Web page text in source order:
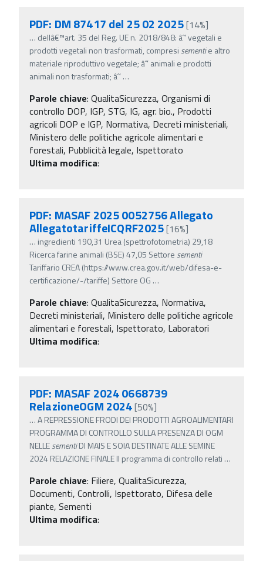
PDF: DM 87417 del 25 02 2025[14%]
… dellâ€™art. 35 del Reg. UE n. 2018/848: âˆ’ vegetali e
prodotti vegetali non trasformati, compresi sementie altro
materiale riproduttivo vegetale; âˆ’ animali e prodotti
animali non trasformati; âˆ’…
Parole chiave: QualitaSicurezza, Organismi di
controllo DOP, IGP, STG, IG, agr. bio., Prodotti
agricoli DOP e IGP, Normativa, Decreti ministeriali,
Ministero delle politiche agricole alimentari e
forestali, Pubblicità legale, Ispettorato
Ultima modifica:
PDF: MASAF 2025 0052756 Allegato
AllegatotariffeICQRF2025[16%]
… ingredienti 190,31 Urea (spettrofotometria) 29,18
Ricerca farine animali (BSE) 47,05 Settore sementi
Tariffario CREA (https://www.crea.gov.it/web/difesa-e-
certificazione/-/tariffe) Settore OG …
Parole chiave: QualitaSicurezza, Normativa,
Decreti ministeriali, Ministero delle politiche agricole
alimentari e forestali, Ispettorato, Laboratori
Ultima modifica:
PDF: MASAF 2024 0668739
RelazioneOGM 2024[50%]
…A REPRESSIONE FRODI DEI PRODOTTI AGROALIMENTARI
PROGRAMMA DI CONTROLLO SULLA PRESENZA DI OGM
NELLEsementiDI MAIS E SOIA DESTINATE ALLE SEMINE
2024 RELAZIONE FINALE Il programma di controllo relati …
Parole chiave: Filiere, QualitaSicurezza,
Documenti, Controlli, Ispettorato, Difesa delle
piante, Sementi
Ultima modifica: